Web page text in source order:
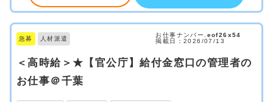
急募 人材派遣
お仕事ナンバー. eof26x54
掲載日：2026/07/13
＜高時給＞★【官公庁】給付金窓口の管理者の
お仕事＠千葉